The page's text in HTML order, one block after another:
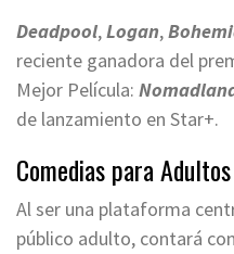
Deadpool,Logan,
reciente ganadora del
Mejor Película:
de lanzamiento en Star+.
Comedias para Adultos
Al ser una plataforma
público adulto, contará